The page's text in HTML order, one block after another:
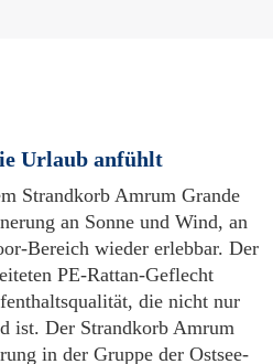
Urlaub anfühlt
Strandkorb Amrum Grande
an Sonne und Wind, an
Bereich wieder erlebbar. Der
PE-Rattan-Geflecht
die nicht nur
ist. Der Strandkorb Amrum
in der Gruppe der Ostsee-